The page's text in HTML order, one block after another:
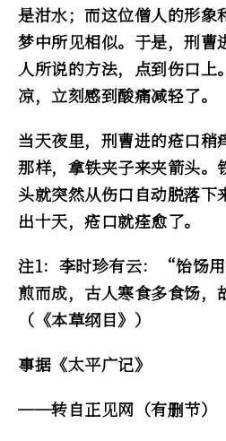
是泔水；而这位僧人的形象
梦中所见相似。于是，刑曹
人所说的方法，点到伤口上
凉，立刻感到酸痛减轻了。
当天夜里，刑曹进的疮口稍
那样，拿铁夹子来夹箭头。
头就突然从伤口自动脱落下
出十天，疮口就痊愈了。
注1：李时珍有云：“饴饧
煎而成，古人寒食多食饧，
（《本草纲目》）
事据《太平广记》
──转自正见网（有删节）